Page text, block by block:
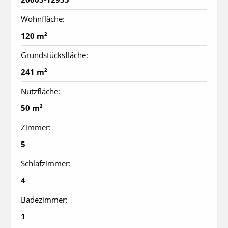
Wohnfläche:
120 m²
Grundstücksfläche:
241 m²
Nutzfläche:
50 m²
Zimmer:
5
Schlafzimmer:
4
Badezimmer:
1